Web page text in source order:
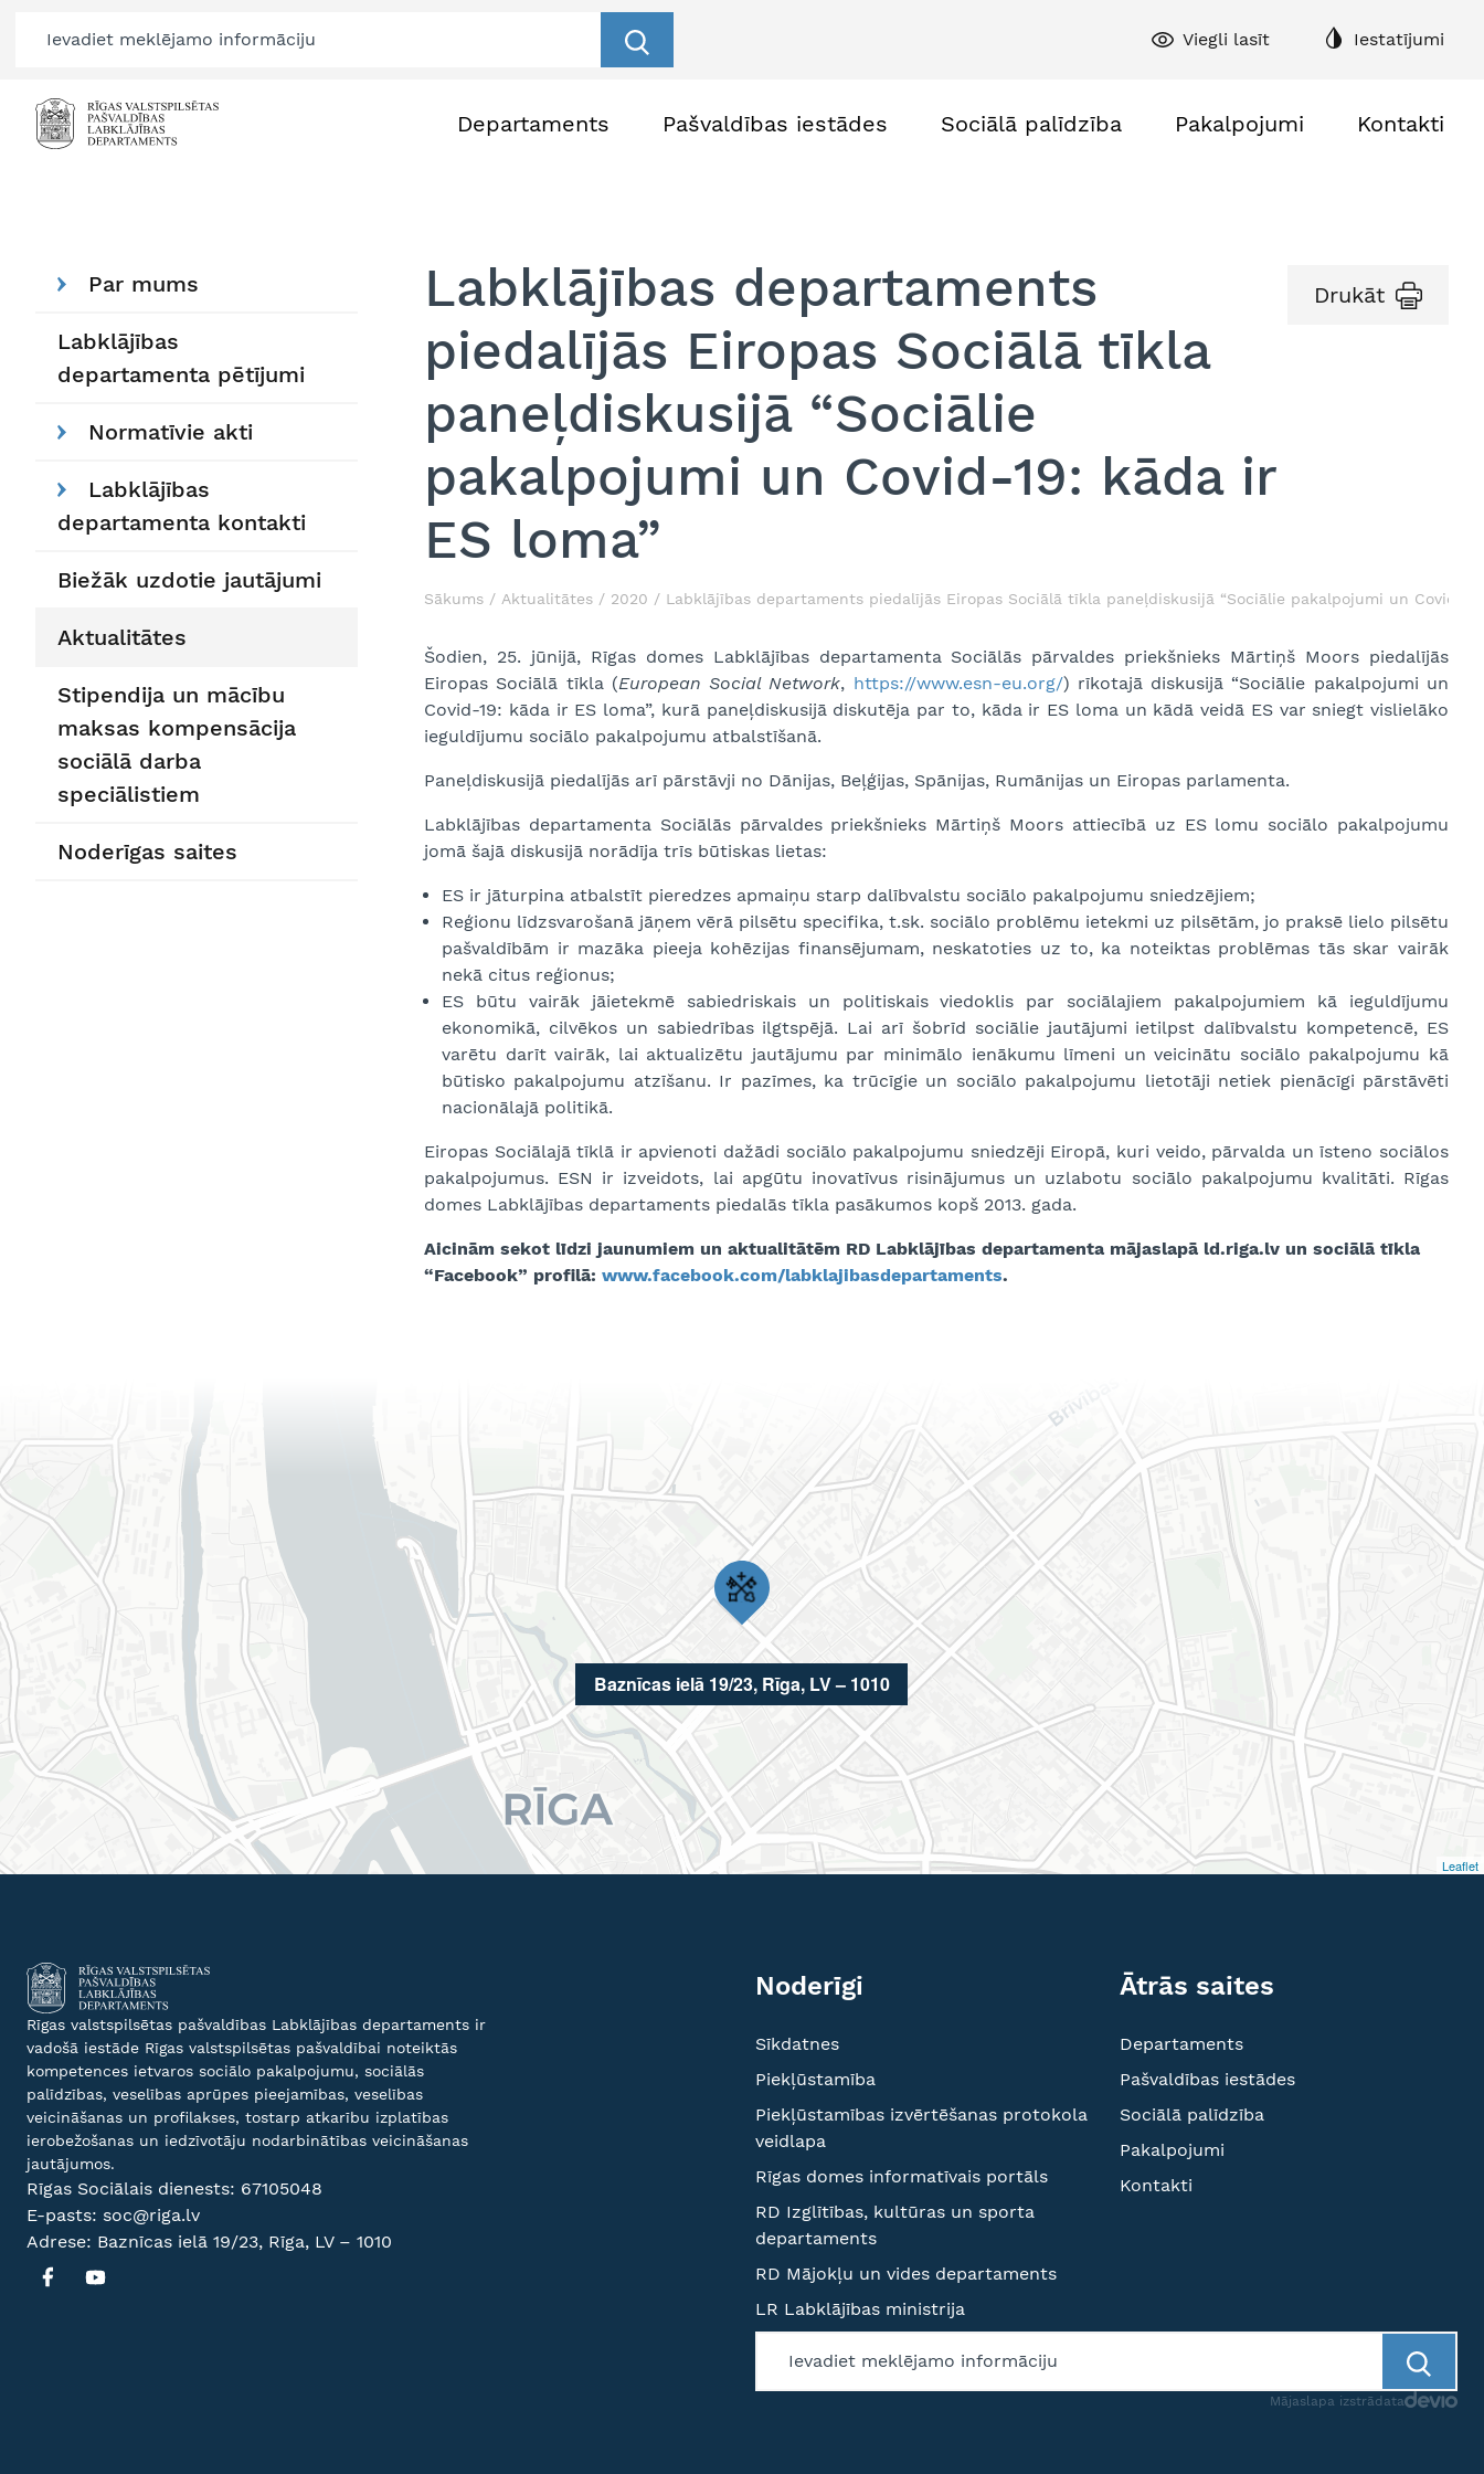
Viegli lasīt Iestatījumi
Departaments Pašvaldības iestādes Sociālā palīdzība Pakalpojumi Kontakti
Par mums
Labklājības
departamenta pētījumi
Normatīvie akti
Labklājības
departamenta kontakti
Biežāk uzdotie jautājumi
Aktualitātes
Stipendija un mācību
maksas kompensācija
sociālā darba
speciālistiem
Noderīgas saites
Labklājības departaments
piedalījās Eiropas Sociālā tīkla
paneļdiskusijā “Sociālie
pakalpojumi un Covid-19: kāda ir
ES loma”
Drukāt
Sākums Aktualitātes 2020 Labklājības departaments piedalījās Eiropas Sociālā tīkla paneļdiskusijā “Sociālie pakalpojumi un Covid-
Šodien, 25. jūnijā, Rīgas domes Labklājības departamenta Sociālās pārvaldes priekšnieks Mārtiņš Moors piedalījās
Eiropas Sociālā tīkla (European Social Network, https://www.esn-eu.org/) rīkotajā diskusijā “Sociālie pakalpojumi un
Covid-19: kāda ir ES loma”, kurā paneļdiskusijā diskutēja par to, kāda ir ES loma un kādā veidā ES var sniegt vislielāko
ieguldījumu sociālo pakalpojumu atbalstīšanā.
Paneļdiskusijā piedalījās arī pārstāvji no Dānijas, Beļģijas, Spānijas, Rumānijas un Eiropas parlamenta.
Labklājības departamenta Sociālās pārvaldes priekšnieks Mārtiņš Moors attiecībā uz ES lomu sociālo pakalpojumu
jomā šajā diskusijā norādīja trīs būtiskas lietas:
ES ir jāturpina atbalstīt pieredzes apmaiņu starp dalībvalstu sociālo pakalpojumu sniedzējiem;
Reģionu līdzsvarošanā jāņem vērā pilsētu specifika, t.sk. sociālo problēmu ietekmi uz pilsētām, jo praksē lielo pilsētu
pašvaldībām ir mazāka pieeja kohēzijas finansējumam, neskatoties uz to, ka noteiktas problēmas tās skar vairāk
nekā citus reģionus;
ES būtu vairāk jāietekmē sabiedriskais un politiskais viedoklis par sociālajiem pakalpojumiem kā ieguldījumu
ekonomikā, cilvēkos un sabiedrības ilgtspējā. Lai arī šobrīd sociālie jautājumi ietilpst dalībvalstu kompetencē, ES
varētu darīt vairāk, lai aktualizētu jautājumu par minimālo ienākumu līmeni un veicinātu sociālo pakalpojumu kā
būtisko pakalpojumu atzīšanu. Ir pazīmes, ka trūcīgie un sociālo pakalpojumu lietotāji netiek pienācīgi pārstāvēti
nacionālajā politikā.
Eiropas Sociālajā tīklā ir apvienoti dažādi sociālo pakalpojumu sniedzēji Eiropā, kuri veido, pārvalda un īsteno sociālos
pakalpojumus. ESN ir izveidots, lai apgūtu inovatīvus risinājumus un uzlabotu sociālo pakalpojumu kvalitāti. Rīgas
domes Labklājības departaments piedalās tīkla pasākumos kopš 2013. gada.
Aicinām sekot līdzi jaunumiem un aktualitātēm RD Labklājības departamenta mājaslapā ld.riga.lv un sociālā tīkla
“Facebook” profilā: www.facebook.com/labklajibasdepartaments.
Baznīcas ielā 19/23, Rīga, LV – 1010
Leaflet
Rīgas valstspilsētas pašvaldības Labklājības departaments ir
vadošā iestāde Rīgas valstspilsētas pašvaldībai noteiktās
kompetences ietvaros sociālo pakalpojumu, sociālās
palīdzības, veselības aprūpes pieejamības, veselības
veicināšanas un profilakses, tostarp atkarību izplatības
ierobežošanas un iedzīvotāju nodarbinātības veicināšanas
jautājumos.
Rīgas Sociālais dienests: 67105048
E-pasts: soc@riga.lv
Adrese: Baznīcas ielā 19/23, Rīga, LV – 1010
Noderīgi
Sīkdatnes
Piekļūstamība
Piekļūstamības izvērtēšanas protokola
veidlapa
Rīgas domes informatīvais portāls
RD Izglītības, kultūras un sporta
departaments
RD Mājokļu un vides departaments
LR Labklājības ministrija
Ātrās saites
Departaments
Pašvaldības iestādes
Sociālā palīdzība
Pakalpojumi
Kontakti
Mājaslapa izstrādata